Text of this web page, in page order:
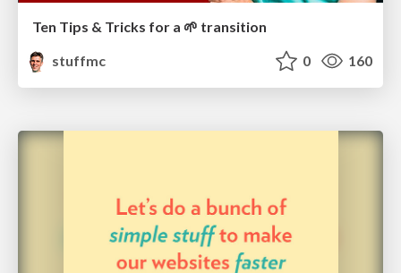
Ten Tips & Tricks for a 🌱 transition
stuffmc
0 160